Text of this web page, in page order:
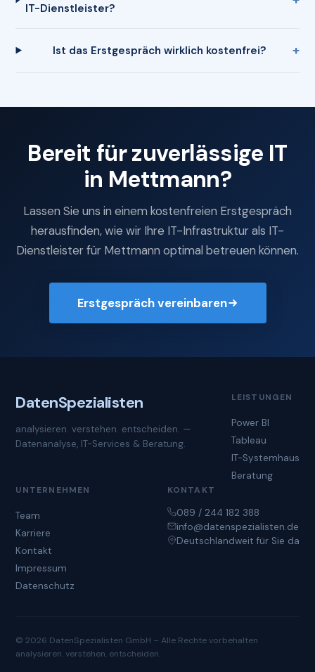
IT-Dienstleister?
Ist das Erstgespräch wirklich kostenfrei?
Bereit für zuverlässige IT
in Mettmann?
Lassen Sie uns in einem kostenfreien Erstgespräch
herausfinden, wie wir Ihre IT-Infrastruktur als IT-
Dienstleister für Mettmann optimal betreuen können.
Erstgespräch vereinbaren
DatenSpezialisten
analysieren. verstehen. entscheiden. —
Datenanalyse, IT-Services & Beratung.
LEISTUNGEN
Power BI
Tableau
IT-Systemhaus
Beratung
UNTERNEHMEN
Team
Karriere
Kontakt
Impressum
Datenschutz
KONTAKT
089 / 244 182 388
info@datenspezialisten.de
Deutschlandweit für Sie da
© 2026 DatenSpezialisten GmbH – Alle Rechte vorbehalten
analysieren. verstehen. entscheiden.